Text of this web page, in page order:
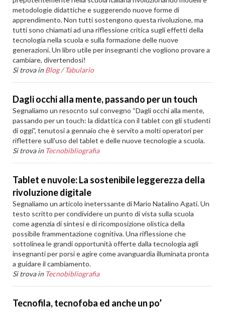
metodologie didattiche e suggerendo nuove forme di
apprendimento. Non tutti sostengono questa rivoluzione, ma
tutti sono chiamati ad una riflessione critica sugli effetti della
tecnologia nella scuola e sulla formazione delle nuove
generazioni. Un libro utile per insegnanti che vogliono provare a
cambiare, divertendosi!
Si trova in Blog /Tabulario
Dagli occhi alla mente, passando per un touch
Segnaliamo un resocnto sul convegno “Dagli occhi alla mente,
passando per un touch: la didattica con il tablet con gli studenti
di oggi”, tenutosi a gennaio che è servito a molti operatori per
riflettere sull'uso del tablet e delle nuove tecnologie a scuola.
Si trova in Tecnobibliografia
Tablet e nuvole: La sostenibile leggerezza della
rivoluzione digitale
Segnaliamo un articolo ineterssante di Mario Natalino Agati. Un
testo scritto per condividere un punto di vista sulla scuola
come agenzia di sintesi e di ricomposizione olistica della
possibile frammentazione cognitiva. Una riflessione che
sottolinea le grandi opportunità offerte dalla tecnologia agli
insegnanti per porsi e agire come avanguardia illuminata pronta
a guidare il cambiamento.
Si trova in Tecnobibliografia
Tecnofila, tecnofoba ed anche un po’